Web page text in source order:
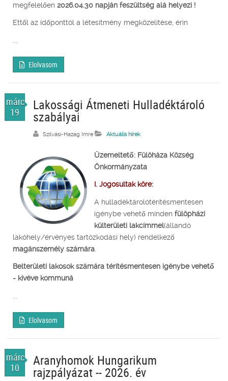
megfelelően 2026.04.30 napján feszültség alá helyezi !
Ettől az időponttól a létesítmény megközelítése, érin
Elolvasom
márc.
19
Lakossági Átmeneti Hulladéktároló
szabályai
Szilvási-Hazag Imre Aktuális hírek
Üzemeltető: Fülöháza Község
Önkormányzata
I. Jogosultak köre:
A hulladéktárolótérítésmentesen
igénybe vehető minden fülöpházi
külterületi lakcímmel(állandó
lakóhely/érvényes tartózkodási hely) rendelkező
magánszemély számára
Belterületi lakosok számára térítésmentesen igénybe vehető
- kivéve kommuná
Elolvasom
márc.
10
Aranyhomok Hungarikum
rajzpályázat -- 2026. év